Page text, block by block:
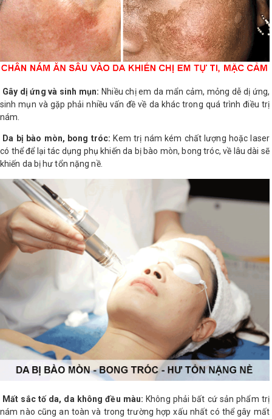
Z
Gây dị ứng và sinh mụn: Nhiều chị em da mẩn cảm, mỏng dễ dị ứng,
sinh mụn và gặp phải nhiều vấn đề về da khác trong quá trình điều trị
nám.
Da bị bào mòn, bong tróc: Kem trị nám kém chất lượng hoặc laser
có thể để lại tác dụng phụ khiến da bị bào mòn, bong tróc, về lâu dài sẽ
khiến da bị hư tổn nặng nề.
Mất sắc tố da, da không đều màu: Không phải bất cứ sản phẩm trị
nám nào cũng an toàn và trong trường hợp xấu nhất có thể gây mất